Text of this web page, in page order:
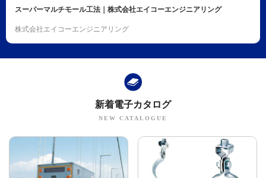
スーパーマルチモール工法｜株式会社エイコーエンジニアリング
株式会社エイコーエンジニアリング
新着電子カタログ